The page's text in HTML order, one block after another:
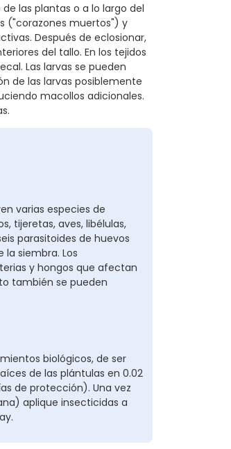
las plantas o a lo largo del
("corazones muertos") y
Después de eclosionar,
del tallo. En los tejidos
Las larvas se pueden
de las larvas posiblemente
macollos adicionales.
varias especies de
tijeretas, aves, libélulas,
parasitoides de huevos
siembra. Los
y hongos que afectan
también se pueden
biológicos, de ser
de las plántulas en 0.02
de protección). Una vez
aplique insecticidas a